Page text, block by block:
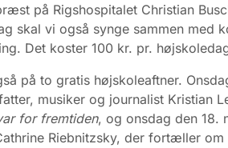
på Rigshospitalet Christian
skal vi også synge sammen med
Det koster 100 kr. pr.
på to gratis højskoleaftner.
musiker og journalist Kristian
for fremtiden, og onsdag den 18.
Riebnitzsky, der fortæller